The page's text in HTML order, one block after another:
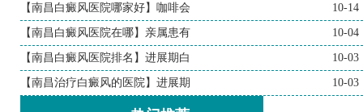
【南昌白癜风医院哪家好】咖啡会 10-14
【南昌白癜风医院在哪】亲属患有 10-04
【南昌白癜风医院排名】进展期白 10-03
【南昌治疗白癜风的医院】进展期 10-03